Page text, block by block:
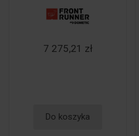
7 275,21 zł
Do koszyka